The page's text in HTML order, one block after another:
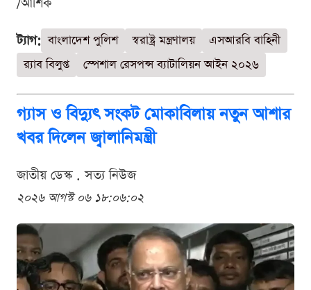
ট্যাগ: বাংলাদেশ পুলিশ স্বরাষ্ট্র মন্ত্রণালয়
এসআরবি বাহিনী
র‍্যাব বিলুপ্ত
স্পেশাল রেসপন্স ব্যাটালিয়ন আইন ২০২৬
গ্যাস ও বিদ্যুৎ সংকট মোকাবিলায় নতুন আশার
খবর দিলেন জ্বালানিমন্ত্রী
জাতীয় ডেস্ক . সত্য নিউজ
২০২৬ আগস্ট ০৬ ১৮:০৬:০২